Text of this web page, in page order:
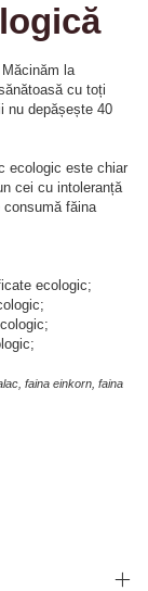
la
cu toți
nu depășește 40
ecologic este chiar
cei cu intoleranță
consumă făina
ecologic;
faina einkorn, faina